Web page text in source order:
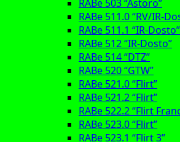
RABe 503 “Astoro”
RABe 511.0 “RV/IR-
RABe 511.1 “IR-Dosto”
RABe 512 “IR-Dosto”
RABe 514 “DTZ”
RABe 520 “GTW”
RABe 521.0 “Flirt”
RABe 521.2 “Flirt”
RABe 522.2 “Flirt
RABe 523.0 “Flirt”
RABe 523.1 “Flirt 3”